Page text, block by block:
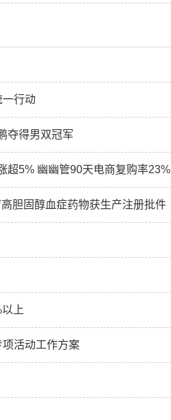
一行动
夺得男双冠军
胆固醇血症药物获生产注册批件
上
活动工作方案